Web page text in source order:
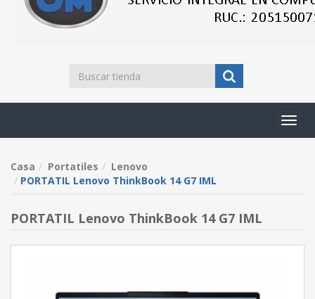
Casa Portatiles
Lenovo
PORTATIL Lenovo ThinkBook 14 G7 IML
PORTATIL Lenovo ThinkBook 14 G7 IML